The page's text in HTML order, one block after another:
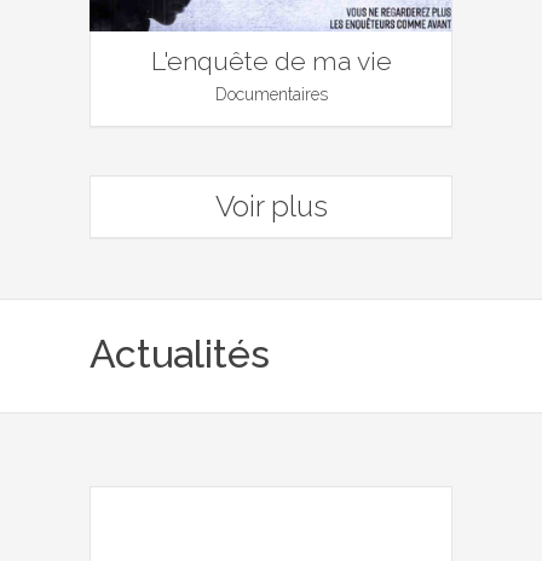
L'enquête de ma vie
Documentaires
Voir plus
Actualités